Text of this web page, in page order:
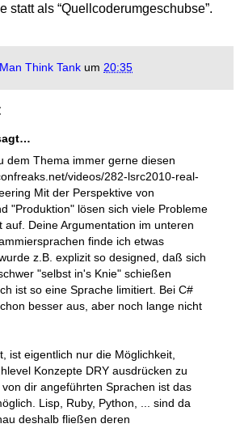
statt als “Quellcoderumgeschubse”.
Think Tank um 20:35
dem Thema immer gerne diesen
videos/282-lsrc2010-real-
Mit der Perspektive von
"Produktion" lösen sich viele Probleme
auf. Deine Argumentation im unteren
finde ich etwas
z.B. explizit so designed, daß sich
"selbst in's Knie" schießen
ist so eine Sprache limitiert. Bei C#
besser aus, aber noch lange nicht
ist eigentlich nur die Möglichkeit,
Konzepte DRY ausdrücken zu
dir angeführten Sprachen ist das
Lisp, Ruby, Python, ... sind da
deshalb fließen deren